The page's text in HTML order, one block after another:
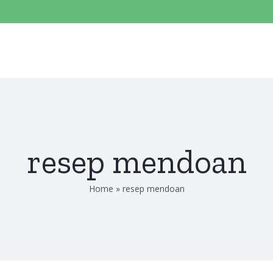
resep mendoan
Home » resep mendoan